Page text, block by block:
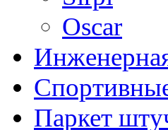
Oscar
Паркет